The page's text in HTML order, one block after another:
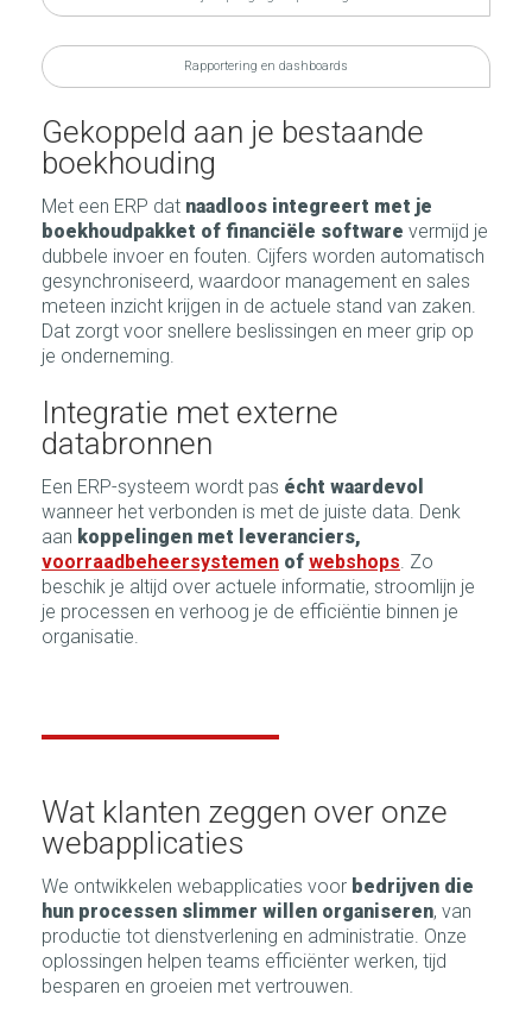
Rapportering en dashboards
Gekoppeld aan je bestaande
boekhouding
Met een ERP dat naadloos integreert met je
boekhoudpakket of financiële software vermijd je
dubbele invoer en fouten. Cijfers worden automatisch
gesynchroniseerd, waardoor management en sales
meteen inzicht krijgen in de actuele stand van zaken.
Dat zorgt voor snellere beslissingen en meer grip op
je onderneming.
Integratie met externe
databronnen
Een ERP-systeem wordt pas écht waardevol
wanneer het verbonden is met de juiste data. Denk
aan koppelingen met leveranciers,
voorraadbeheersystemen of webshops . Zo
beschik je altijd over actuele informatie, stroomlijn je
je processen en verhoog je de efficiëntie binnen je
organisatie.
Wat klanten zeggen over onze
webapplicaties
We ontwikkelen webapplicaties voor bedrijven die
hun processen slimmer willen organiseren, van
productie tot dienstverlening en administratie. Onze
oplossingen helpen teams efficiënter werken, tijd
besparen en groeien met vertrouwen.